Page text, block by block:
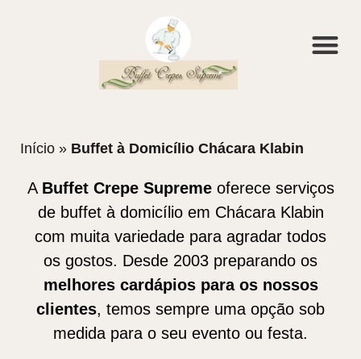
Início » Buffet à Domicílio Chácara Klabin
A Buffet Crepe Supremeoferece serviços
de buffet à domicílio em Chácara Klabin
com muita variedade para agradar todos
os gostos. Desde 2003 preparando os
melhores cardápios para os nossos
clientes, temos sempre uma opção sob
medida para o seu evento ou festa.